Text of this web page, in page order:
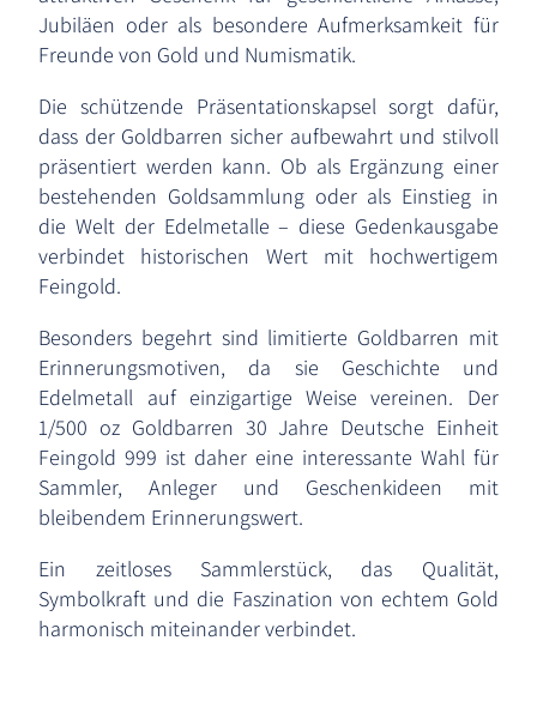
Jubiläen oder als besondere Aufmerksamkeit für
Freunde von Gold und Numismatik.
Die schützende Präsentationskapsel sorgt dafür,
dass der Goldbarren sicher aufbewahrt und stilvoll
präsentiert werden kann. Ob als Ergänzung einer
bestehenden Goldsammlung oder als Einstieg in
die Welt der Edelmetalle – diese Gedenkausgabe
verbindet historischen Wert mit hochwertigem
Feingold.
Besonders begehrt sind limitierte Goldbarren mit
Erinnerungsmotiven, da sie Geschichte und
Edelmetall auf einzigartige Weise vereinen. Der
1/500 oz Goldbarren 30 Jahre Deutsche Einheit
Feingold 999 ist daher eine interessante Wahl für
Sammler, Anleger und Geschenkideen mit
bleibendem Erinnerungswert.
Ein zeitloses Sammlerstück, das Qualität,
Symbolkraft und die Faszination von echtem Gold
harmonisch miteinander verbindet.